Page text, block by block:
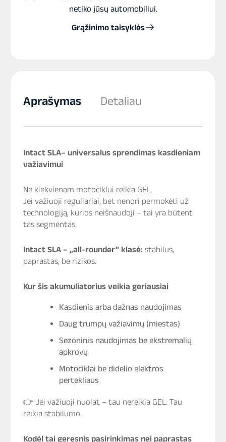
netiko jūsų automobiliui.
Grąžinimo taisyklės
Aprašymas Detaliau
Intact SLA– universalus sprendimas kasdieniam
važiavimui
Ne kiekvienam motociklui reikia GEL.
Jei važiuoji reguliariai, bet nenori permokėti už
technologiją, kurios neišnaudoji – tai yra būtent
tas segmentas.
Intact SLA – „all-rounder“ klasė: stabilus,
paprastas, be rizikos.
Kur šis akumuliatorius veikia geriausiai
Kasdienis arba dažnas naudojimas
Daug trumpų važiavimų (miestas)
Sezoninis naudojimas be ekstremalių
apkrovų
Motociklai be didelio elektros
pertekliaus
👉 Jei važiuoji nuolat – tau nereikia GEL. Tau
reikia stabilumo.
Kodėl tai geresnis pasirinkimas nei paprastas